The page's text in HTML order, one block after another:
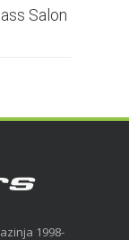
Salon
1998-